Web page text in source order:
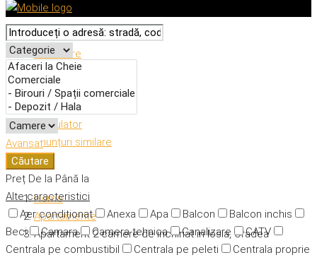
Avansat
Căutare
Preț De la Până la
Alte caracteristici
Aer condiționat
Anexa Apa Balcon
Balcon inchis
Beci
Camara Camera tehnica Canalizare
CATV
Centrala pe combustibil
Centrala pe peleti
Centrala proprie
Descriere
Caracteristici
Adresă
Detalii
Calculator
Anunțuri similare
Home
Apartamente
Apartament 2 camere de inchiriat in Iosia, Oradea